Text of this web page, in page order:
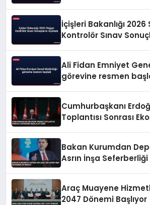
İçişleri Bakanlığı
Kontrolör Sınav
Ali Fidan Emniyet
görevine resmen
Cumhurbaşkanı
Toplantısı Sonrası
Bakan Kurumdan
Asrın İnşa Seferberliği
Araç Muayene
2047 Dönemi Başlıyor